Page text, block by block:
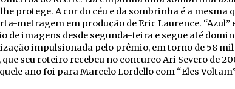
lhe protege. A cor do céu e da sombrinha é a mesma
metragem em produção de Eric Laurence. “Azul”
de imagens desde segunda-feira e segue até
impulsionada pelo prêmio, em torno de 58
seu roteiro recebeu no concurco Ari Severo de
ano foi para Marcelo Lordello com “Eles